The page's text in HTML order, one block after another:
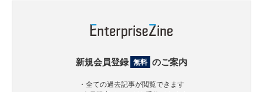
新規会員登録 無料 のご案内
・全ての過去記事が閲覧できます